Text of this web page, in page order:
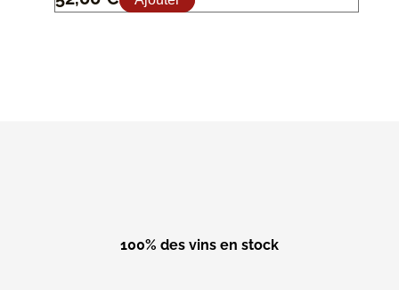
100% des vins en stock